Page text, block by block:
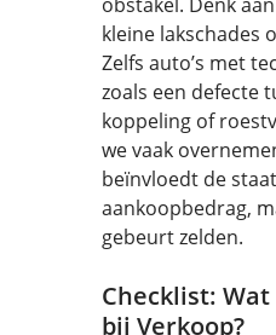
kleine lakschades
Zelfs auto’s met
zoals een defecte
koppeling of
we vaak
beïnvloedt de
aankoopbedrag,
gebeurt zelden.
Checklist:
bij Verkoop?